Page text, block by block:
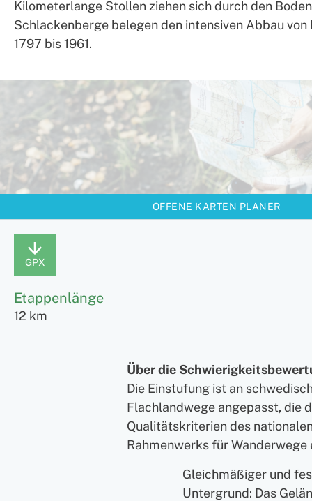
Kilometerlange Stollen ziehen sich durch den
Schlackenberge belegen den intensiven Abbau von
1797 bis 1961.
OFFENE KARTEN PLANER
GPX
Etappenlänge
12 km
Über die
Die Einstufung ist an
Flachlandwege angepasst, die
Qualitätskriterien des
Rahmenwerks für Wanderwege
Gleichmäßiger und
Untergrund: Das